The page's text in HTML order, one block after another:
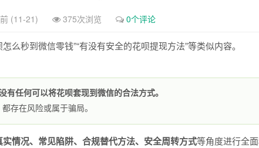
(11-21) 375次浏览 0个评论
么秒到微信零钱”“有没有安全的花呗提现方法”等类似内容。
任何可以将花呗套现到微信的合法方式。
存在风险或属于骗局。
实情况、常见陷阱、合规替代方法、安全周转方式等角度进行全面